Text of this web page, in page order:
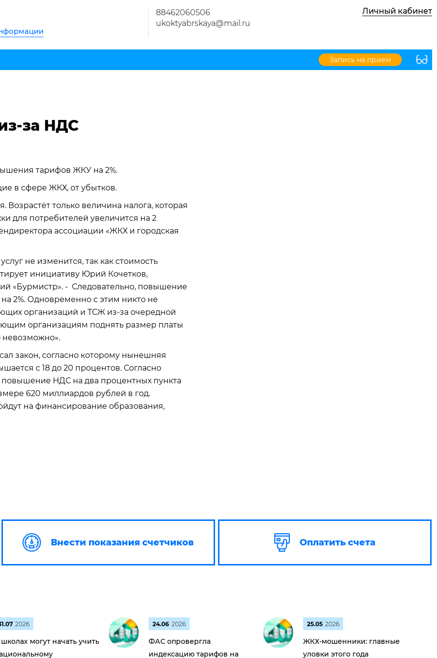
88462060506
ukoktyabrskaya@mail.ru
Личный кабинет
Запись на прием
за НДС
тарифов ЖКУ на 2%.
в сфере ЖКХ, от убытков.
только величина налога, которая
для потребителей увеличится на 2
ассоциации «ЖКХ и городская
не изменится, так как стоимость
инициативу Юрий Кочетков,
«Бурмистр». - Следовательно, повышение
2%. Одновременно с этим никто не
организаций и ТСЖ из-за очередной
организациям поднять размер платы
невозможно».
закон, согласно которому нынешняя
с 18 до 20 процентов. Согласно
НДС на два процентных пункта
620 миллиардов рублей в год.
на финансирование образования,
Внести показания счетчиков Оплатить счета
2026
могут начать учить
24.06 2026
ФАС опровергла
индексацию тарифов на
25.05 2026
ЖКХ-мошенники: главные
уловки этого года